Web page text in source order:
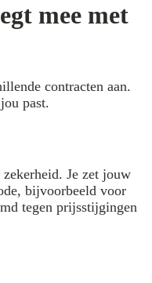
mee met
contracten aan.
past.
Je zet jouw
bijvoorbeeld voor
tegen prijsstijgingen